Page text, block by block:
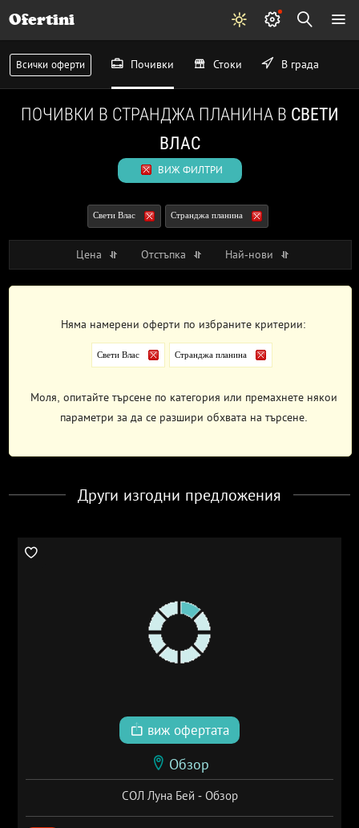
Ofertini
Всички оферти Почивки Стоки В града
ПОЧИВКИ В СТРАНДЖА ПЛАНИНА В СВЕТИ
ВЛАС
ВИЖ ФИЛТРИ
Свети Влас Странджа планина
Цена Отстъпка Най-нови
Няма намерени оферти по избраните критерии:
Свети Влас Странджа планина
Моля, опитайте търсене по категория или премахнете някои
параметри за да се разшири обхвата на търсене.
Други изгодни предложения
виж офертата
Обзор
СОЛ Луна Бей - Обзор